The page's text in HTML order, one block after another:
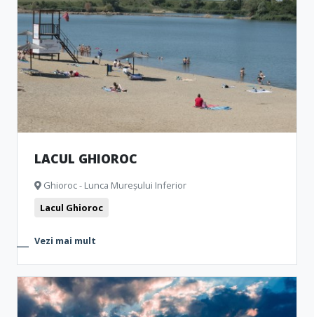
Muzee și Case memoriale
Monumente
Formațiuni naturale
LACUL GHIOROC
Ghioroc - Lunca Mureșului Inferior
Lacul Ghioroc
Vezi mai mult